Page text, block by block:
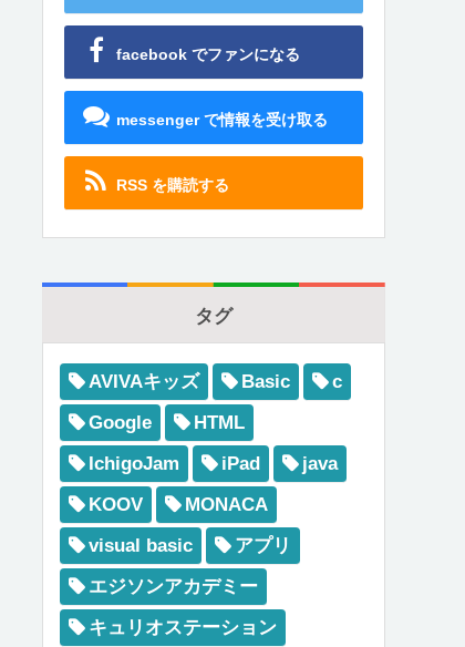
facebook でファンになる
messenger で情報を受け取る
RSS を購読する
タグ
AVIVAキッズ Basic
c
Google
HTML
IchigoJam
iPad
java
KOOV
MONACA
visual basic
アプリ
エジソンアカデミー
キュリオステーション